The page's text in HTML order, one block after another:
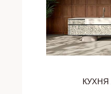
КУХНЯ